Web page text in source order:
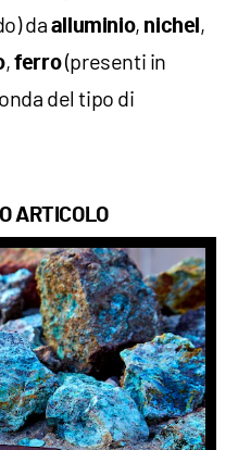
daalluminio, nichel ,
,ferro(presenti in
del tipo di
ARTICOLO